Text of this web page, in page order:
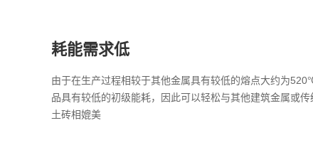
耗能需求低
由于在生产过程相较于其他金属具有较低的熔点大约为
品具有较低的初级能耗，因此可以轻松与其他建筑金属或
土砖相媲美